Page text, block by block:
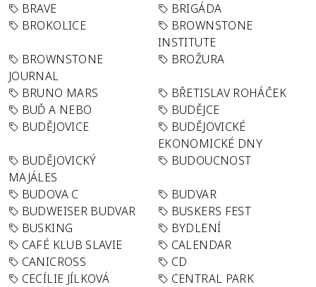
BRAVE
BRIGÁDA
BROKOLICE
BROWNSTONE
INSTITUTE
BROWNSTONE
JOURNAL
BROŽURA
BRUNO MARS
BŘETISLAV ROHÁČEK
BUĎ A NEBO
BUDĚJCE
BUDĚJOVICE
BUDĚJOVICKÉ
EKONOMICKÉ DNY
BUDĚJOVICKÝ
MAJÁLES
BUDOUCNOST
BUDOVA C
BUDVAR
BUDWEISER BUDVAR
BUSKERS FEST
BUSKING
BYDLENÍ
CAFÉ KLUB SLAVIE
CALENDAR
CANICROSS
CD
CECÍLIE JÍLKOVÁ
CENTRAL PARK